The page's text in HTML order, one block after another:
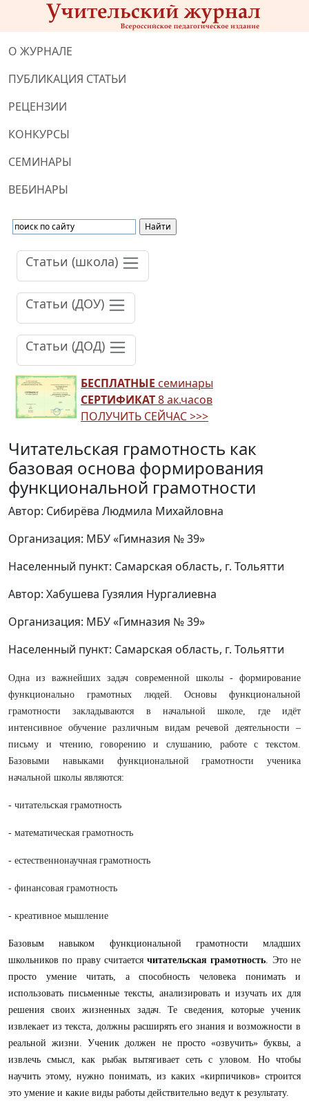
О ЖУРНАЛЕ
ПУБЛИКАЦИЯ СТАТЬИ
РЕЦЕНЗИИ
КОНКУРСЫ
СЕМИНАРЫ
ВЕБИНАРЫ
Статьи (школа)
Статьи (ДОУ)
Статьи (ДОД)
БЕСПЛАТНЫЕ семинары
СЕРТИФИКАТ8 ак.часов
ПОЛУЧИТЬ СЕЙЧАС >>>
Читательская грамотность как
базовая основа формирования
функциональной грамотности
Автор: Сибирёва Людмила Михайловна
Организация: МБУ «Гимназия № 39»
Населенный пункт: Самарская область, г. Тольятти
Автор: Хабушева Гузялия Нургалиевна
Организация: МБУ «Гимназия № 39»
Населенный пункт: Самарская область, г. Тольятти
Одна из важнейших задач современной школы - формирование
функционально грамотных людей. Основы функциональной
грамотности закладываются в начальной школе, где идёт
интенсивное обучение различным видам речевой деятельности –
письму и чтению, говорению и слушанию, работе с текстом.
Базовыми навыками функциональной грамотности ученика
начальной школы являются:
- читательская грамотность
- математическая грамотность
- естественнонаучная грамотность
- финансовая грамотность
- креативное мышление
Базовым навыком функциональной грамотности младших
школьников по праву считаетсячитательская грамотность. Это не
просто умение читать, а способность человека понимать и
использовать письменные тексты, анализировать и изучать их для
решения своих жизненных задач. Те сведения, которые ученик
извлекает из текста, должны расширять его знания и возможности в
реальной жизни. Ученик должен не просто «озвучить» буквы, а
извлечь смысл, как рыбак вытягивает сеть с уловом. Но чтобы
научить этому, нужно понимать, из каких «кирпичиков» строится
это умение и какие виды работы действительно ведут к результату.